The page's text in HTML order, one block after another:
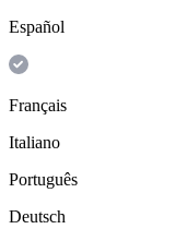
Español
Français
Italiano
Português
Deutsch